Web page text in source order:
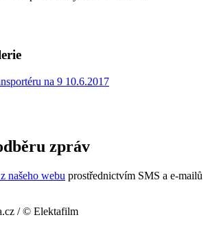
zpráv
našeho webu prostřednictvím SMS a e-mailů
/ © Elektafilm